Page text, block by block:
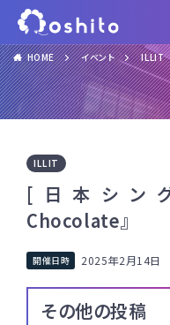
HOME イベント ILLIT
ILLIT
[日本シン
Chocolate』
2025年2月14日
その他の投稿